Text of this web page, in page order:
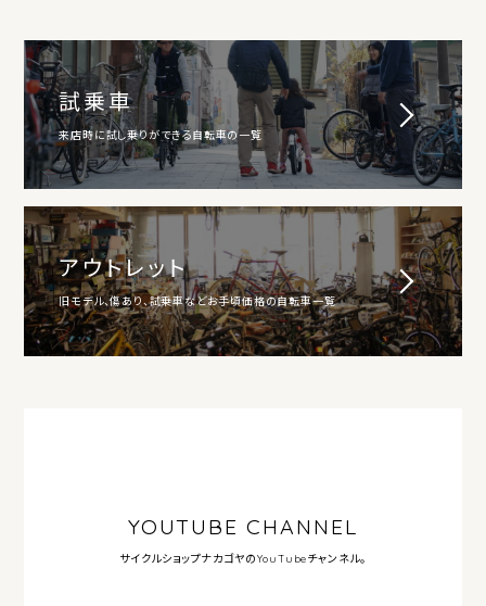
試乗車
来店時に試し乗りができる自転車の一覧
アウトレット
旧モデル、傷あり、試乗車などお手頃価格の自転車一覧
YOUTUBE CHANNEL
サイクルショップナカゴヤのYouTubeチャンネル。